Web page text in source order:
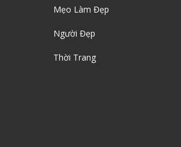
Mẹo Làm Đẹp
Người Đẹp
Thời Trang